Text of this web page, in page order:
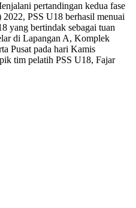
pertandingan kedua fase
PSS U18 berhasil menuai
yang bertindak sebagai tuan
di Lapangan A, Komplek
Pusat pada hari Kamis
tim pelatih PSS U18, Fajar